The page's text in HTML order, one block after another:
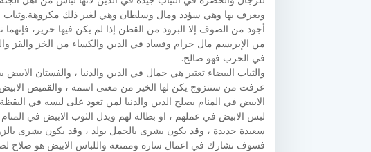
ويعرف بها وهي سؤدد ومال وسلطان وهي لغير ذلك مكروهة.وثياب
أجود من الصوف إلا البرود من القطن إذا لم يكن فيها حرير، فإنهما
من الإبريسم مال حرام وفساد في الدين والكساء من الخز والقز
في الحرب فهو صالح.
والثياب البيضاء تعتبر هي جمال في الدين والدنيا ، والفستان
عرفت من ستتزوج يكن لها الخير من معنى اسمه ، والقميص
الابيض في المنام يصلح الدين والدنيا لمن تعود على لبسه في
لبس الابيض في عملهم ، او بطالة لهم ويدل الثوب الابيض في
سعيدة جديدة ، وقد يكون بشرى بالحمل بولد ، وقد يكون بشرى
فسوف تشارك في اعمال سارة وممتعة واللباس الابيض هو صلاح